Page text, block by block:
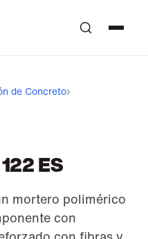
de Concreto›
ES
mortero polimérico
con